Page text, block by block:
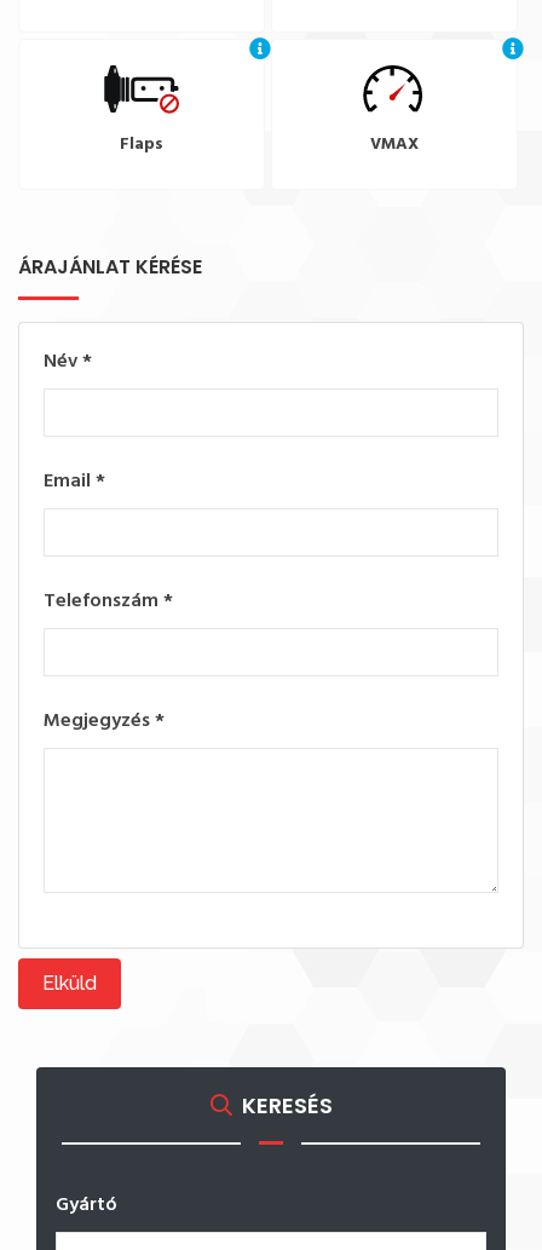
Flaps VMAX
ÁRAJÁNLAT KÉRÉSE
Név*
Email*
Telefonszám*
Megjegyzés*
Elküld
KERESÉS
Gyártó